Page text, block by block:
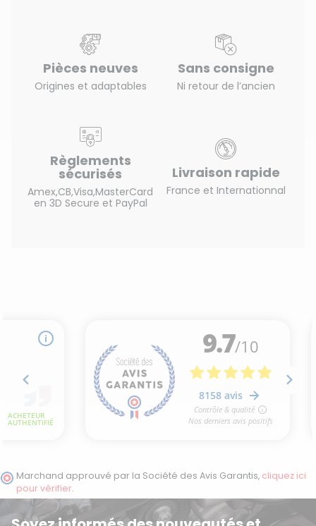
Pièces neuves
Origines et adaptables
Sans consigne
Ni retour de l’ancien
Règlements
sécurisés
Amex,CB,Visa,MasterCard
en 3D Secure et PayPal
Livraison rapide
France et Internationnal
Marchand approuvé par la Société des Avis Garantis, cliquez ici
pour vérifier.